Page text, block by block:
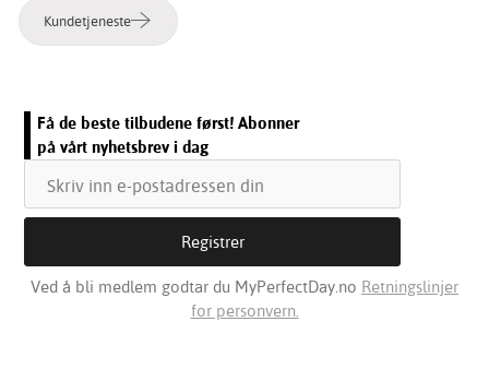
Kundetjeneste
Få de beste tilbudene først! Abonner
på vårt nyhetsbrev i dag
Ved å bli medlem godtar du MyPerfectDay.no Retningslinjer
for personvern.